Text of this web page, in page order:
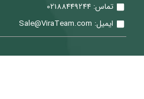
تماس: 02188449244
ایمیل: Sale@ViraTeam.com